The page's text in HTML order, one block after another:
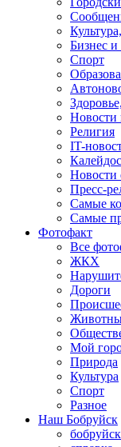
Бизнес и
Спорт
Новости
Религия
IT-
Новости
Пресс-
Самые
Самые
Фотофакт
Все
ЖКХ
Дороги
Мой
Природа
Культура
Спорт
Разное
Наш Бобруйск